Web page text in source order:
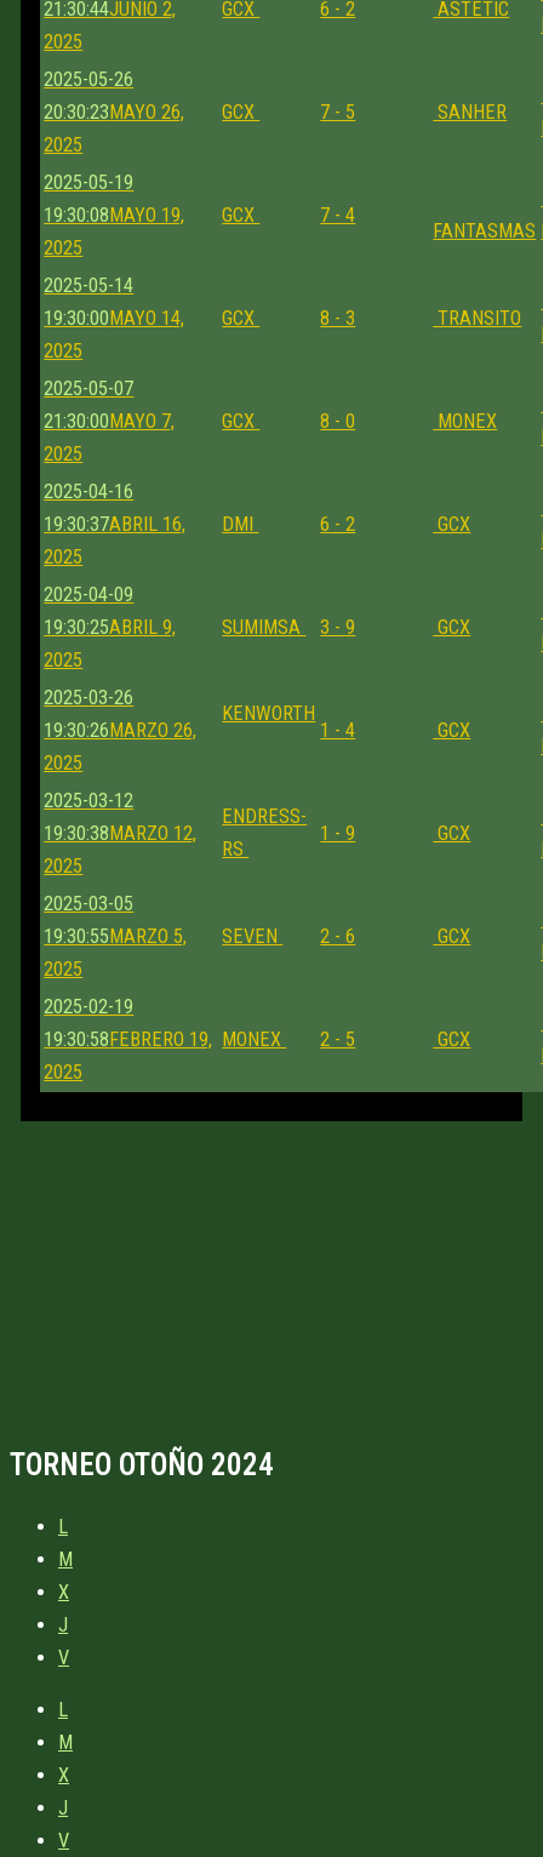
21:30:44JUNIO 2,
2025
GCX 6 - 2 ASTETIC
2025-05-26
20:30:23MAYO 26,
2025
GCX 7 - 5 SANHER
2025-05-19
19:30:08MAYO 19,
2025
GCX 7 - 4
FANTASMAS
2025-05-14
19:30:00MAYO 14,
2025
GCX 8 - 3 TRANSITO
2025-05-07
21:30:00MAYO 7,
2025
GCX 8 - 0 MONEX
2025-04-16
19:30:37ABRIL 16,
2025
DMI 6 - 2 GCX
2025-04-09
19:30:25ABRIL 9,
2025
SUMIMSA 3 - 9 GCX
2025-03-26
19:30:26MARZO 26,
2025
KENWORTH
1 - 4 GCX
2025-03-12
19:30:38MARZO 12,
2025
ENDRESS-
RS
1 - 9 GCX
2025-03-05
19:30:55MARZO 5,
2025
SEVEN 2 - 6 GCX
2025-02-19
19:30:58FEBRERO 19,
2025
MONEX 2 - 5 GCX
TORNEO OTOÑO 2024
L
M
X
J
V
L
M
X
J
V